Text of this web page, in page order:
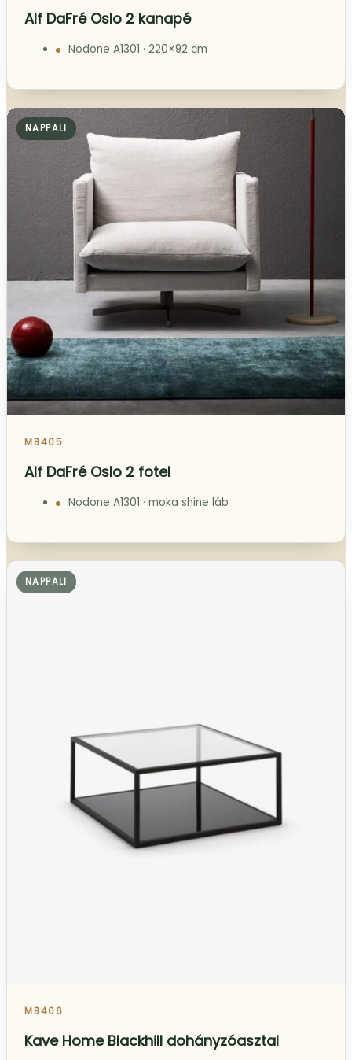
Alf DaFré Oslo 2 kanapé
Nodone A1301 · 220×92 cm
NAPPALI
MB405
Alf DaFré Oslo 2 fotel
Nodone A1301 · moka shine láb
NAPPALI
MB406
Kave Home Blackhill dohányzóasztal